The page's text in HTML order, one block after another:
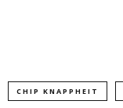
CHIP KNAPPHEIT